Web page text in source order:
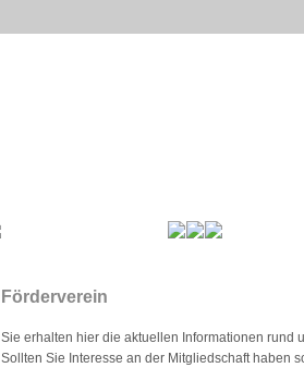
Förderverein
Sie erhalten hier die aktuellen Informationen rund
Sollten Sie Interesse an der Mitgliedschaft haben